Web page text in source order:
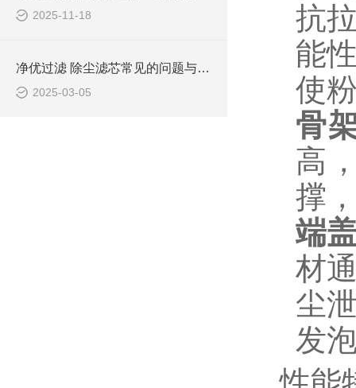
2025-11-18
净优过滤 除尘滤芯常见的问题与解决方案
2025-03-05
抗
能
使
骨
高
撑
端
材
尘
发